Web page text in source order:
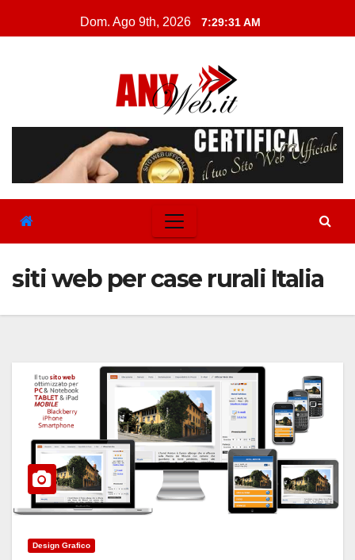
to
Dom. Ago 9th, 2026 7:29:32 AM
siti web per case rurali Italia
Design Grafico